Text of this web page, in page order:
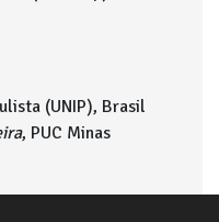
(UNIP), Brasil
, PUC Minas